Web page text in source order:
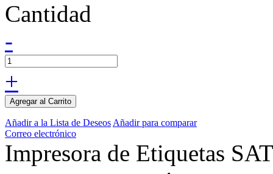
Cantidad
-
+
Agregar al Carrito
Añadir a la Lista de Deseos Añadir para comparar
Correo electrónico
Impresora de Etiquetas